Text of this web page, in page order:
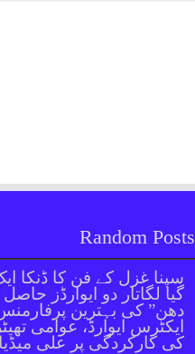
Random Posts
سپنا غزل کے فن کا ڈنکا
گیا لگاتار دو ایوارڈز
دھن” کی بہترین
ایکٹرس ایوارڈ، عوامی
کی کارکردگی پر علی میڈیا